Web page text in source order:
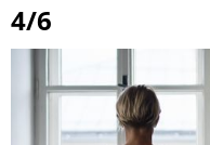
4/6